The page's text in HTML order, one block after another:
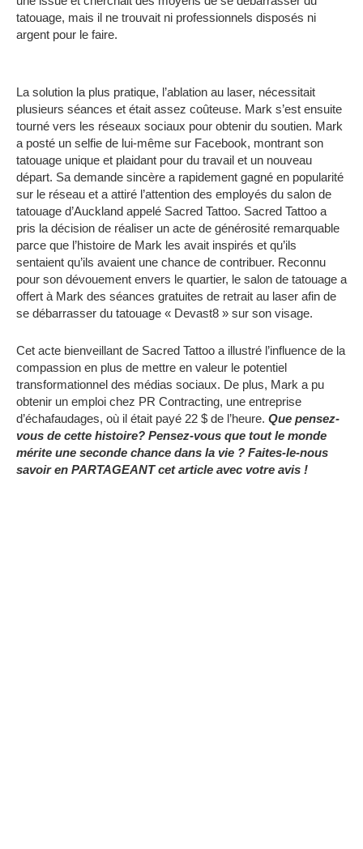
tatouage, mais il ne trouvait ni professionnels disposés ni
argent pour le faire.
La solution la plus pratique, l’ablation au laser, nécessitait
plusieurs séances et était assez coûteuse. Mark s’est ensuite
tourné vers les réseaux sociaux pour obtenir du soutien. Mark
a posté un selfie de lui-même sur Facebook, montrant son
tatouage unique et plaidant pour du travail et un nouveau
départ. Sa demande sincère a rapidement gagné en popularité
sur le réseau et a attiré l’attention des employés du salon de
tatouage d’Auckland appelé Sacred Tattoo. Sacred Tattoo a
pris la décision de réaliser un acte de générosité remarquable
parce que l’histoire de Mark les avait inspirés et qu’ils
sentaient qu’ils avaient une chance de contribuer. Reconnu
pour son dévouement envers le quartier, le salon de tatouage a
offert à Mark des séances gratuites de retrait au laser afin de
se débarrasser du tatouage « Devast8 » sur son visage.
Cet acte bienveillant de Sacred Tattoo a illustré l’influence de la
compassion en plus de mettre en valeur le potentiel
transformationnel des médias sociaux. De plus, Mark a pu
obtenir un emploi chez PR Contracting, une entreprise
d’échafaudages, où il était payé 22 $ de l’heure. Que pensez-
vous de cette histoire? Pensez-vous que tout le monde
mérite une seconde chance dans la vie ? Faites-le-nous
savoir en PARTAGEANT cet article avec votre avis !